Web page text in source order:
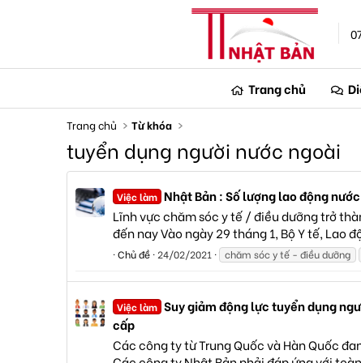
Trang chủ
Trang chủ Từ khóa
tuyển dụng người nước ngoài
Việc làm Nhật Bản : Số lượng lao động
Lĩnh vực chăm sóc y tế / điều dưỡng trở
đến nay Vào ngày 29 tháng 1, Bộ Y tế, Lao
Chủ đề 24/02/2021 chăm sóc y tế - điều dưỡng
Việc làm Suy giảm động lực tuyển dụng
cấp
Các công ty từ Trung Quốc và Hàn Quốc